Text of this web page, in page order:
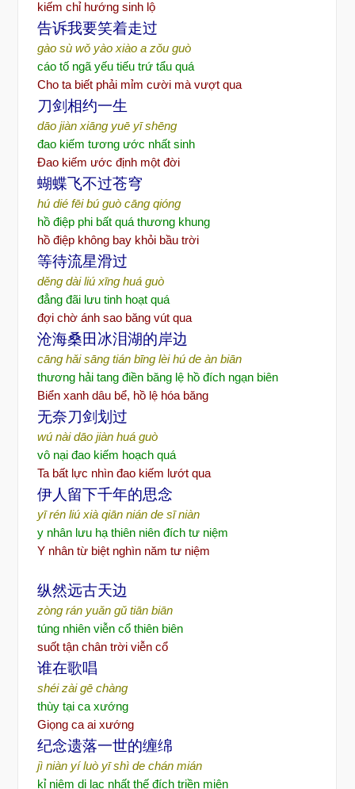
kiếm chỉ hướng sinh lộ
告诉我要笑着走过
gào sù wǒ yào xiào a zǒu guò
cáo tố ngã yếu tiếu trứ tẩu quá
Cho ta biết phải mỉm cười mà vượt qua
刀剑相约一生
dāo jiàn xiāng yuē yī shēng
đao kiếm tương ước nhất sinh
Đao kiếm ước định một đời
蝴蝶飞不过苍穹
hú dié fēi bú guò cāng qióng
hồ điệp phi bất quá thương khung
hồ điệp không bay khỏi bầu trời
等待流星滑过
děng dài liú xīng huá guò
đẳng đãi lưu tinh hoạt quá
đợi chờ ánh sao băng vút qua
沧海桑田冰泪湖的岸边
cāng hǎi sāng tián bīng lèi hú de àn biān
thương hải tang điền băng lệ hồ đích ngạn biên
Biển xanh dâu bể, hồ lệ hóa băng
无奈刀剑划过
wú nài dāo jiàn huá guò
vô nại đao kiếm hoạch quá
Ta bất lực nhìn đao kiếm lướt qua
伊人留下千年的思念
yī rén liú xià qiān nián de sī niàn
y nhân lưu hạ thiên niên đích tư niệm
Y nhân từ biệt nghìn năm tư niệm
纵然远古天边
zòng rán yuǎn gǔ tiān biān
túng nhiên viễn cổ thiên biên
suốt tận chân trời viễn cổ
谁在歌唱
shéi zài gē chàng
thùy tại ca xướng
Giọng ca ai xướng
纪念遗落一世的缠绵
jì niàn yí luò yī shì de chán mián
kỉ niệm di lạc nhất thế đích triền miên